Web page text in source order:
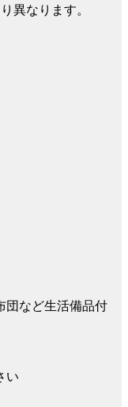
異なります。
団など生活備品付
い